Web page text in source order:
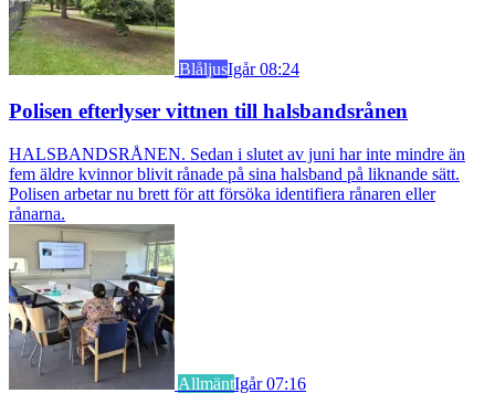
BlåljusIgår 08:24
Polisen efterlyser vittnen till halsbandsrånen
HALSBANDSRÅNEN. Sedan i slutet av juni har inte mindre än
fem äldre kvinnor blivit rånade på sina halsband på liknande sätt.
Polisen arbetar nu brett för att försöka identifiera rånaren eller
rånarna.
AllmäntIgår 07:16